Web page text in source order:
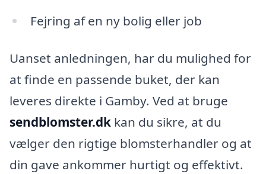
Fejring af en ny bolig eller job
Uanset anledningen, har du mulighed for
at finde en passende buket, der kan
leveres direkte i Gamby. Ved at bruge
sendblomster.dk kan du sikre, at du
vælger den rigtige blomsterhandler og at
din gave ankommer hurtigt og effektivt.